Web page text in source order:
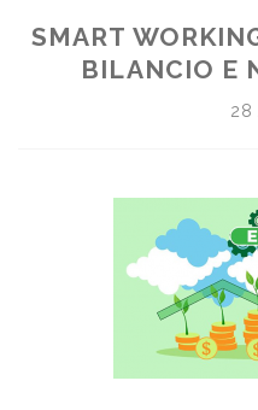
SMART
BILANCIO E
28